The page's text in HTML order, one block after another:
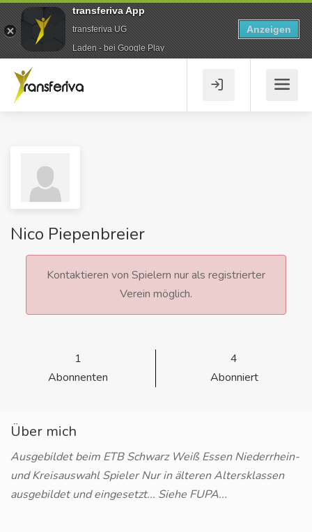
Nico Piepenbreier
Kontaktieren von Spielern nur als registrierter
Verein möglich.
1
Abonnenten
4
Abonniert
Über mich
Ausgebildet beim ETB Schwarz Weiß Essen Niederrhein-
und Kreisauswahl Spieler Nur in älteren Altersklassen
ausgebildet und eingesetzt... Siehe FUPA...
transferiva App
transferiva UG
Laden - bei Google Play
Anzeigen